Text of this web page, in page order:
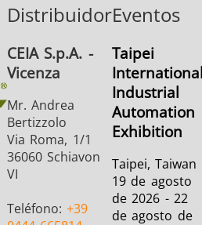
Distribuidor
CEIA S.p.A. -
Vicenza
Mr. Andrea
Bertizzolo
Via Roma, 1/1
36060 Schiavon
VI
Teléfono:+39
Eventos
Taipei
Industrial
Automation
Exhibition
Taipei, Taiwan
19 de agosto
de 2026 - 22
de agosto de